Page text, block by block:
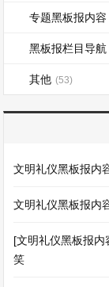
专题黑板报内容
黑板报栏目导航
其他 (53)
文明礼仪黑板报内
文明礼仪黑板报内
[文明礼仪黑板报
笑